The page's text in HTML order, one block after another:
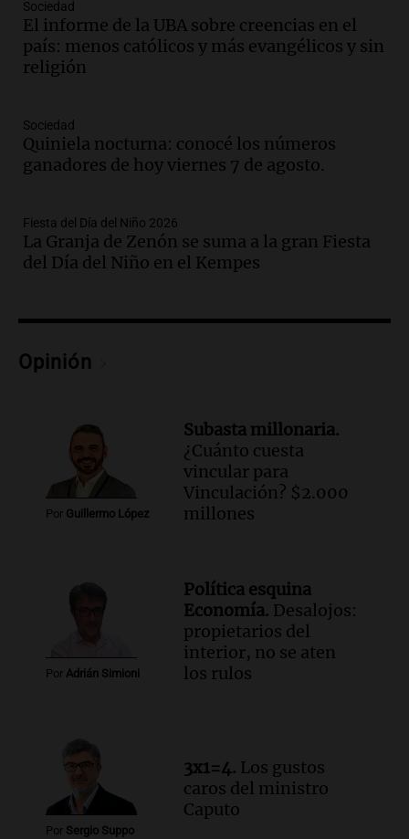
Audio. La justicia reconoce al COVID
como enfermedad laboral tras la muerte
de un docente
Audio.Aumento de tarifas de luz en San
Luis a partir de agosto por nueva
regulación de la energía
Episodios
Audio.Gabriela Irrazábal: “Un 35,5% de
la población del país fue a templos a
Episodios
Audio.
Episodios
Audio.
José Roccuzzo, cortes de carne y
compras de Antonella: bromas en
Rosario.
compras de Antonella: bromas en
Rosario.
Viva la Radio Rosario
Episodios
Audio.Luciano Cáceres llega a Córdoba a
Amamos Argentina
Episodios
Sociedad
El informe de la UBA sobre creencias en el
país: menos católicos y más evangélicos y sin
religión
Sociedad
Quiniela nocturna: conocé los números
ganadores de hoy viernes 7 de agosto.
Fiesta del Día del Niño 2026
La Granja de Zenón se suma a la gran Fiesta
del Día del Niño en el Kempes
Opinión
Por Guillermo López
Subasta millonaria.
¿Cuánto cuesta
vincular para
Vinculación? $2.000
millones
Por Adrián Simioni
Política esquina
Economía. Desalojos:
propietarios del
interior, no se aten
los rulos
Por Sergio Suppo
3x1=4. Los gustos
caros del ministro
Caputo